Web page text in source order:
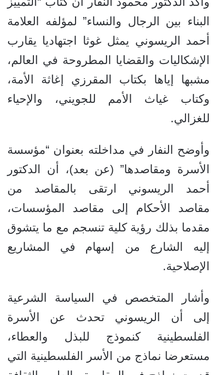
البناء بين الرجال والنساء” لمؤلفه العلامة
أحمد الريسوني يمثل غوثا اجتهاديا يقارب
الإشكاليات والقضايا المطروحة في العالم،
مشبها إياها بكتاب المقرزي إغاثة الأمة،
وكتاب غياث الأمم للجويني، والإحياء
للغزالي.
وأوضح النفار في مداخلته بعنوان “مؤسسة
الأسرة ومقاصدها” (عن بعد)، أن الدكتور
أحمد الريسوني ارتقى بالمقاصد من
مقاصد الأحكام إلى مقاصد المؤسسات،
مقدما بذلك رؤية كلية تنسجم مع ما يتشوق
إليه الشارع من إسهام في المشاريع
الإصلاحية.
وأشار المتخصص في السياسة الشرعية
إلى أن الريسوني تحدث عن الأسرة
الفلسطينية كنموذج للبذل والعطاء،
مستعرضا نماذج من الأسر الفلسطينية التي